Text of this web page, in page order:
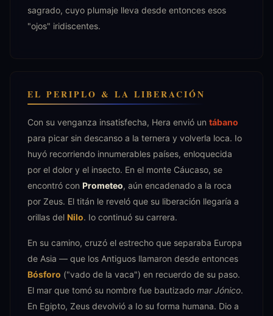
sagrado, cuyo plumaje lleva desde entonces esos
"ojos" iridiscentes.
EL PERIPLO & LA LIBERACIÓN
Con su venganza insatisfecha, Hera envió un tábano
para picar sin descanso a la ternera y volverla loca. Io
huyó recorriendo innumerables países, enloquecida
por el dolor y el insecto. En el monte Cáucaso, se
encontró con Prometeo, aún encadenado a la roca
por Zeus. El titán le reveló que su liberación llegaría a
orillas del Nilo. Io continuó su carrera.
En su camino, cruzó el estrecho que separaba Europa
de Asia — que los Antiguos llamaron desde entonces
Bósforo ("vado de la vaca") en recuerdo de su paso.
El mar que tomó su nombre fue bautizado mar Jónico.
En Egipto, Zeus devolvió a Io su forma humana. Dio a